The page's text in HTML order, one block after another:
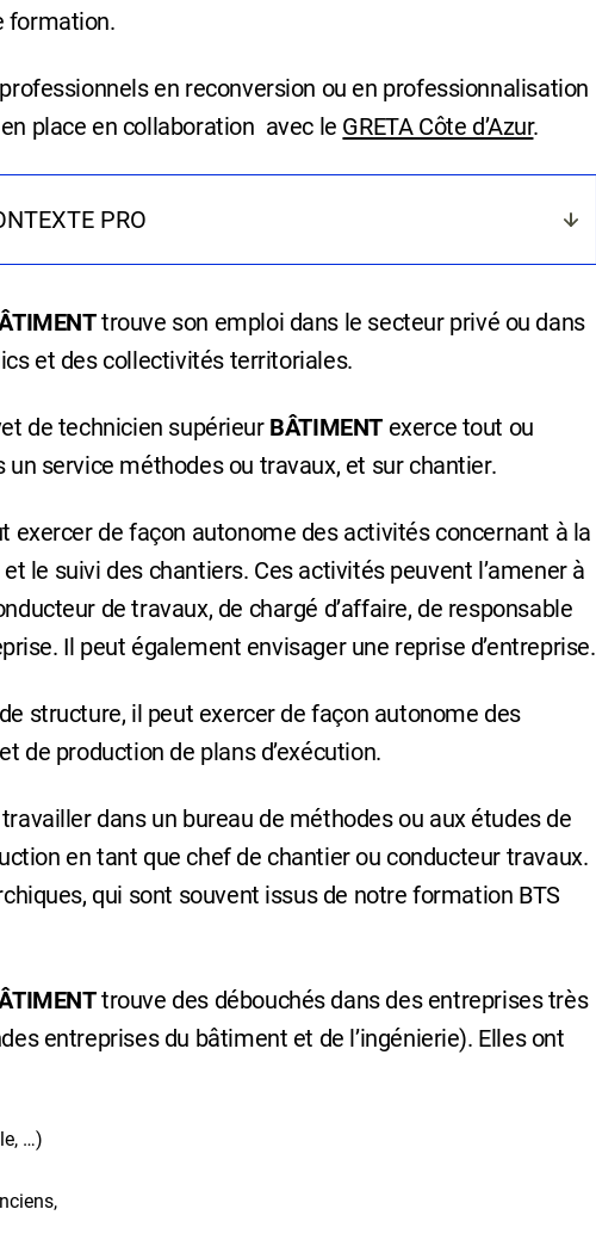
formation.
en reconversion ou en professionnalisation
place en collaboration avec le GRETA Côte d’Azur.
PRO
trouve son emploi dans le secteur privé ou dans
et des collectivités territoriales.
de technicien supérieur BÂTIMENT exerce tout ou
service méthodes ou travaux, et sur chantier.
exercer de façon autonome des activités concernant à la
le suivi des chantiers. Ces activités peuvent l’amener à
de travaux, de chargé d’affaire, de responsable
Il peut également envisager une reprise d’entreprise.
de structure, il peut exercer de façon autonome des
de production de plans d’exécution.
dans un bureau de méthodes ou aux études de
en tant que chef de chantier ou conducteur travaux.
qui sont souvent issus de notre formation BTS
trouve des débouchés dans des entreprises très
entreprises du bâtiment et de l’ingénierie). Elles ont
…)